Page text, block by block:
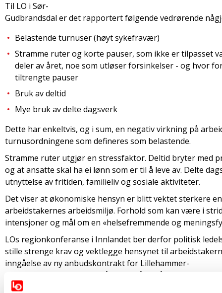
Til LO i Sør-
Gudbrandsdal er det rapportert følgende vedrørende
Belastende turnuser (høyt sykefravær)
Stramme ruter og korte pauser, som ikke er tilpasset
deler av året, noe som utløser forsinkelser - og hvor
tiltrengte pauser
Bruk av deltid
Mye bruk av delte dagsverk
Dette har enkeltvis, og i sum, en negativ virkning på
turnusordningene som defineres som belastende.
Stramme ruter utgjør en stressfaktor. Deltid bryter med
og at ansatte skal ha ei lønn som er til å leve av. Delte
utnyttelse av fritiden, familieliv og sosiale aktiviteter.
Det viser at økonomiske hensyn er blitt vektet sterkere
arbeidstakernes arbeidsmiljø. Forhold som kan være i
intensjoner og mål om en «helsefremmende og
LOs regionkonferanse i Innlandet ber derfor politisk
stille strenge krav og vektlegge hensynet til
inngåelse av ny anbudskontrakt for Lillehammer-
regionen. Sikkerheten til sjåføren må også
ivaretas, både passiv og aktiv sikkerhet.